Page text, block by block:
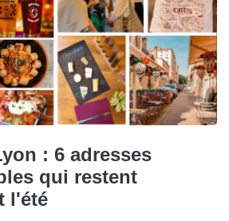
: 6 adresses
qui restent
l'été